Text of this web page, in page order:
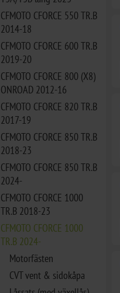
CFMOTO CFORCE 550 TR.B
2014-18
CFMOTO CFORCE 600 TR.B
2019-20
CFMOTO CFORCE 800 (X8)
ONROAD 2012-16
CFMOTO CFORCE 820 TR.B
2017-19
CFMOTO CFORCE 850 TR.B
2018-23
CFMOTO CFORCE 850 TR.B
2024-
CFMOTO CFORCE 1000
TR.B 2018-23
CFMOTO CFORCE 1000
TR.B 2024-
Motorfästen
CVT vent & sidokåpa